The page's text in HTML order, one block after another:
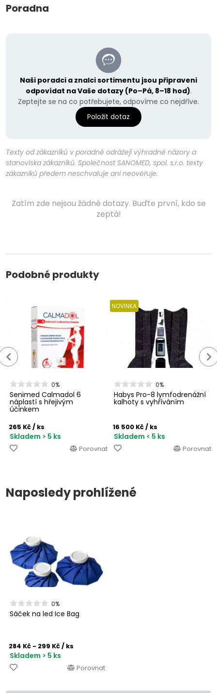
Poradna
Naši poradci a znalci sortimentu jsou připraveni
odpovídat na Vaše dotazy (Po–Pá, 8–18 hod).
Zeptejte se na co potřebujete, odpovíme co nejdříve.
Položit dotaz
Texty od zákazníků v poradně odrážejí výhradně názory a
stanoviska zákazníků. Společnost SANOMED, spol. s.r.o. texty
zákazníků předem neschvaluje ani neověřuje.
Zatím zde nejsou žádné dotazy. Buďte první, kdo se
zeptá!
Podobné produkty
0%
Senimed Calmadol 6
náplastí s hřejivým
účinkem
265 Kč/ ks
Skladem > 5 ks
Porovnat
NOVINKA
0%
Habys Pro-8 lymfodrenážní
kalhoty s vyhříváním
16 500 Kč/ ks
Skladem < 5 ks
Porovnat
Naposledy prohlížené
0%
Sáček na led Ice Bag
284 Kč - 299 Kč/ ks
Skladem > 5 ks
Porovnat